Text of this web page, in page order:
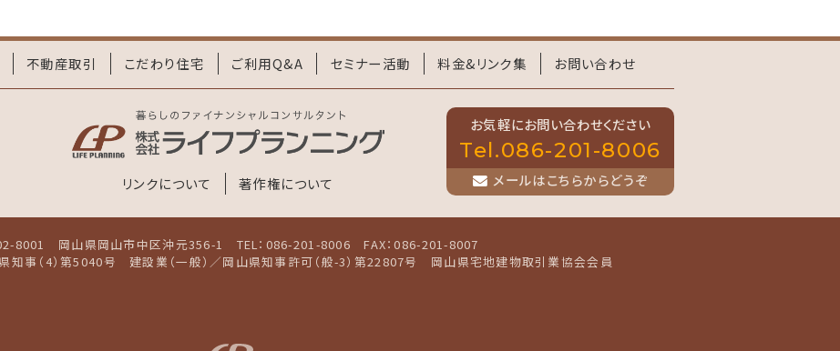
今回も参加無料（駐車スペースあり・要予約）です。
設計投資クラブ」第53回勉強会は2017年・3月4日（土）に開催しま
今回も参加無料（駐車スペースあり・要予約）です。
すすめ不動産物件」掲載情報を更新しました。
第52回勉強会は2017年・1月14日（土）に開催し
設計投資クラブ」第51回勉強会は2016年・11月5日（土）に開催し
今回も参加無料（駐車スペースあり・要予約）です。
不動産取引 こだわり住宅 ご利用Q&A セミナー活動 料金&リンク集 お問い合わせ
リンクについて 著作権について
お気軽にお問い合わせください
Tel.086-201-8006
メールはこちらからどうぞ
8001 岡山県岡山市中区沖元356-1
TEL：086-201-8006 FAX：086-201-8007
事（4）第5040号
建設業（一般）／岡山県知事許可（般-3）第22807号 岡山県宅地建物取引業協会会員